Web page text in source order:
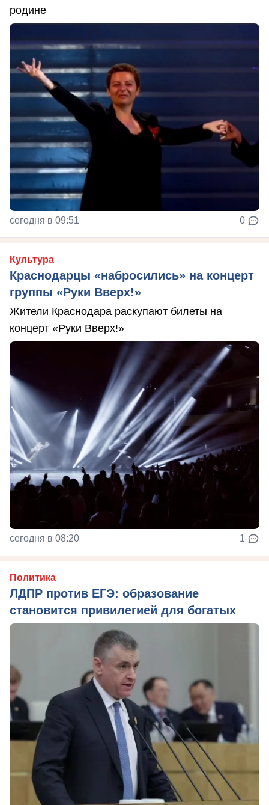
родине
сегодня в 09:51 0
Культура
Краснодарцы «набросились» на концерт
группы «Руки Вверх!»
Жители Краснодара раскупают билеты на
концерт «Руки Вверх!»
сегодня в 08:20 1
Политика
ЛДПР против ЕГЭ: образование
становится привилегией для богатых